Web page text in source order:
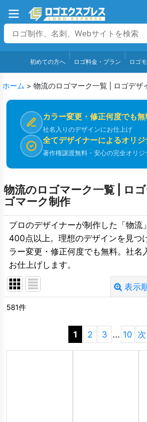
初めての方へ ロゴ料金・プラン ロゴ
ホーム > 物流のロゴマーク一覧 | ロゴデザ
カラー変更・修正何度でも無
社名入りのデザインにお仕上げ
全てデザイナーによるオリジ
著作権譲渡無料・安心の完全オリジ
物流のロゴマーク一覧 | ロ
ゴマーク制作
プロのデザイナーが制作した「物流
400点以上。理想のデザインを見つ
ラー変更・修正何度でも無料。社名
お仕上げします。
表示
絞り込む
581件
1 2 3 ... 10 次